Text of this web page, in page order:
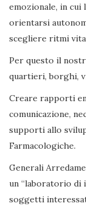
emozionale, in cui
orientarsi
scegliere ritmi
Per questo il
quartieri, borghi,
Creare rapporti
comunicazione,
supporti allo
Farmacologiche.
Generali
un “laboratorio di
soggetti